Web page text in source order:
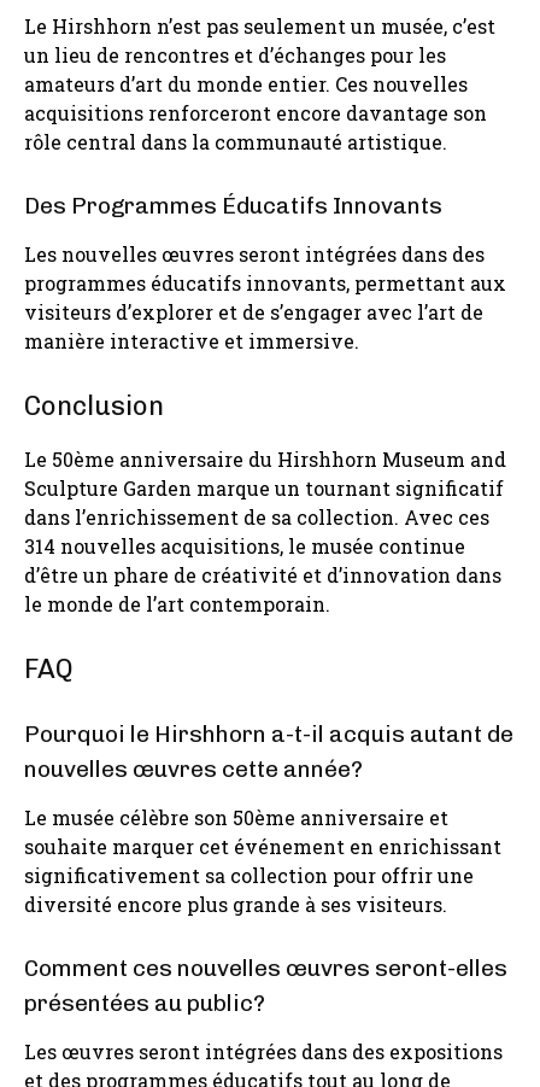
Le Hirshhorn n’est pas seulement un musée, c’est
un lieu de rencontres et d’échanges pour les
amateurs d’art du monde entier. Ces nouvelles
acquisitions renforceront encore davantage son
rôle central dans la communauté artistique.
Des Programmes Éducatifs Innovants
Les nouvelles œuvres seront intégrées dans des
programmes éducatifs innovants, permettant aux
visiteurs d’explorer et de s’engager avec l’art de
manière interactive et immersive.
Conclusion
Le 50ème anniversaire du Hirshhorn Museum and
Sculpture Garden marque un tournant significatif
dans l’enrichissement de sa collection. Avec ces
314 nouvelles acquisitions, le musée continue
d’être un phare de créativité et d’innovation dans
le monde de l’art contemporain.
FAQ
Pourquoi le Hirshhorn a-t-il acquis autant de
nouvelles œuvres cette année?
Le musée célèbre son 50ème anniversaire et
souhaite marquer cet événement en enrichissant
significativement sa collection pour offrir une
diversité encore plus grande à ses visiteurs.
Comment ces nouvelles œuvres seront-elles
présentées au public?
Les œuvres seront intégrées dans des expositions
et des programmes éducatifs tout au long de